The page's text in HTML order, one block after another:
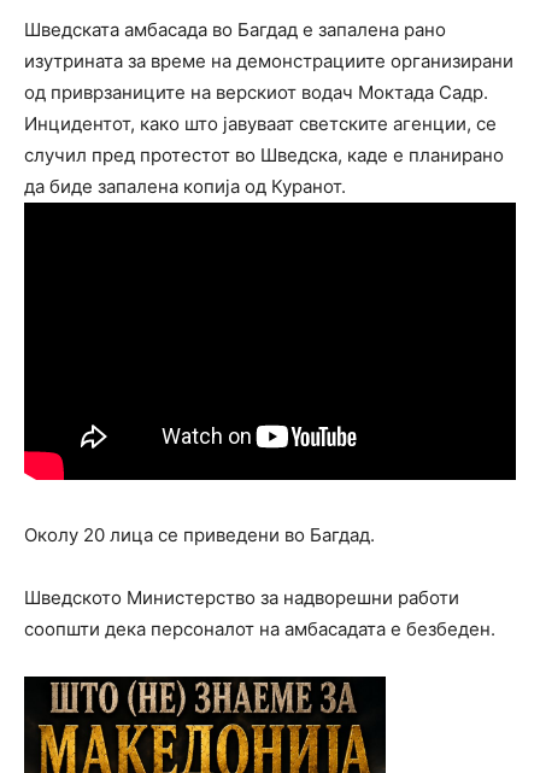
Шведската амбасада во Багдад е запалена рано
изутрината за време на демонстрациите организирани
од приврзаниците на верскиот водач Моктада Садр.
Инцидентот, како што јавуваат светските агенции, се
случил пред протестот во Шведска, каде е планирано
да биде запалена копија од Куранот.
Околу 20 лица се приведени во Багдад.
Шведското Министерство за надворешни работи
соопшти дека персоналот на амбасадата е безбеден.